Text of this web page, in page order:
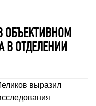
ОБЪЕКТИВНОМ
В ОТДЕЛЕНИИ
выразил